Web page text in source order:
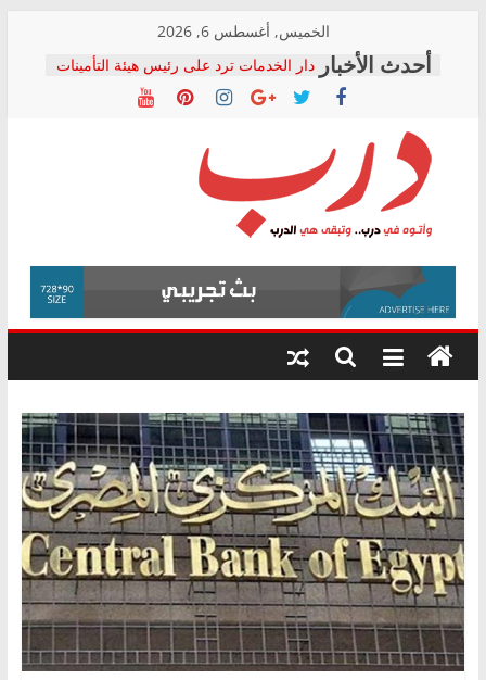
content
الخميس, أغسطس 6, 2026
دار الخدمات ترد على رئيس هيئة التأمينات
بعد مؤتمره الصحفي: إنكار الأزمة لا ينهي
معاناة أصحاب المعاشات.. ونطالب بكشف
فرحات سليمان يكتب: القطاع الصحي إلى
أين؟
حزب التحالف الشعبي يطلق لجنة “الحق
في الصحة” بالإسكندرية لرصد الانتهاكات
ودعم المرضى
الوزاري لمدينة الصحفيين.. وانتهاء أعمال
إنشاء المبنى الإداري
المجلس القومي لحقوق الإنسان يعلن
متابعة قضية الدكتور محمد زهران.. ويؤكد:
قرينة البراءة وضمانات المحاكمة العادلة
درب
وأتوه
درب..
وتبقى
هي